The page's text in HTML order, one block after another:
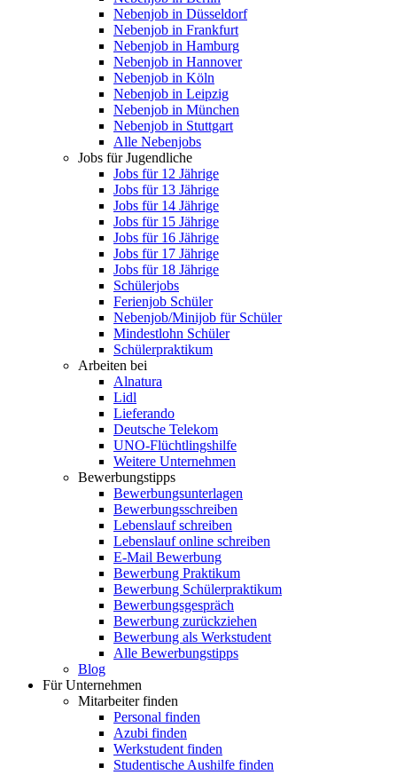
Nebenjob in Düsseldorf
Nebenjob in Frankfurt
Nebenjob in Hamburg
Nebenjob in Hannover
Nebenjob in Köln
Nebenjob in Leipzig
Nebenjob in München
Nebenjob in Stuttgart
Alle Nebenjobs
Jobs für Jugendliche
Jobs für 12 Jährige
Jobs für 13 Jährige
Jobs für 14 Jährige
Jobs für 15 Jährige
Jobs für 16 Jährige
Jobs für 17 Jährige
Jobs für 18 Jährige
Schülerjobs
Ferienjob Schüler
Nebenjob/Minijob für Schüler
Mindestlohn Schüler
Schülerpraktikum
Arbeiten bei
Alnatura
Lidl
Lieferando
Deutsche Telekom
UNO-Flüchtlingshilfe
Weitere Unternehmen
Bewerbungstipps
Bewerbungsunterlagen
Bewerbungsschreiben
Lebenslauf schreiben
Lebenslauf online schreiben
E-Mail Bewerbung
Bewerbung Praktikum
Bewerbung Schülerpraktikum
Bewerbungsgespräch
Bewerbung zurückziehen
Bewerbung als Werkstudent
Alle Bewerbungstipps
Blog
Für Unternehmen
Mitarbeiter finden
Personal finden
Azubi finden
Werkstudent finden
Studentische Aushilfe finden